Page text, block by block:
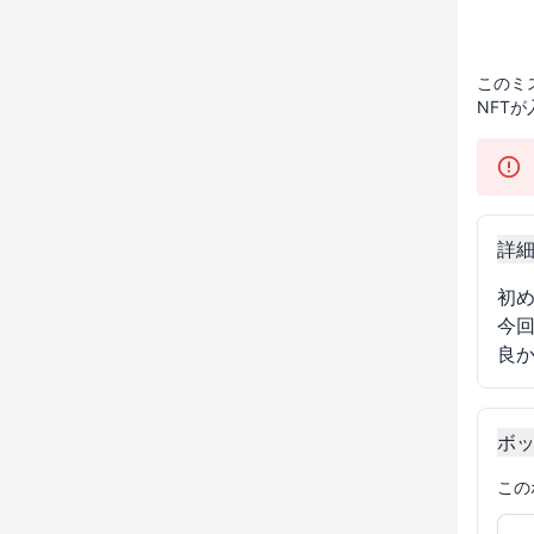
このミ
NFTが
詳細
初
今
良
ボ
こ